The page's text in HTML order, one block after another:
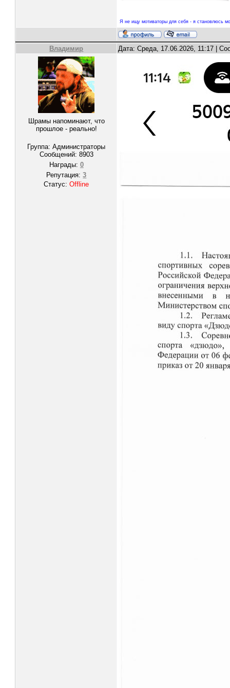
Я не ищу мотиваторы для себя - я становлюсь
Владимир Дата: Среда, 17.06.2026, 11:17 |
Шрамы напоминают, что
прошлое - реально!
Группа: Администраторы
Сообщений: 8903
Награды: 0
Репутация:3
Статус:Offline